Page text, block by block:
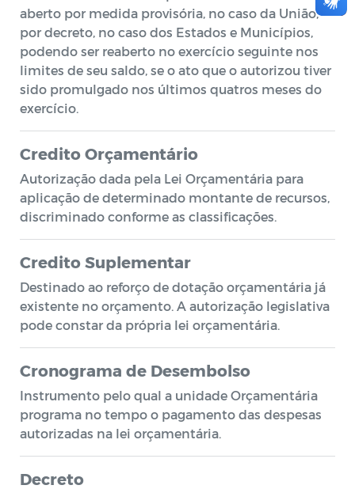
aberto por medida provisória, no caso da União,
por decreto, no caso dos Estados e Municípios,
podendo ser reaberto no exercício seguinte nos
limites de seu saldo, se o ato que o autorizou tiver
sido promulgado nos últimos quatros meses do
exercício.
Credito Orçamentário
Autorização dada pela Lei Orçamentária para
aplicação de determinado montante de recursos,
discriminado conforme as classificações.
Credito Suplementar
Destinado ao reforço de dotação orçamentária já
existente no orçamento. A autorização legislativa
pode constar da própria lei orçamentária.
Cronograma de Desembolso
Instrumento pelo qual a unidade Orçamentária
programa no tempo o pagamento das despesas
autorizadas na lei orçamentária.
Decreto